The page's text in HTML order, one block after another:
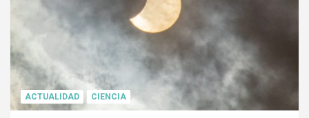
ACTUALIDAD CIENCIA